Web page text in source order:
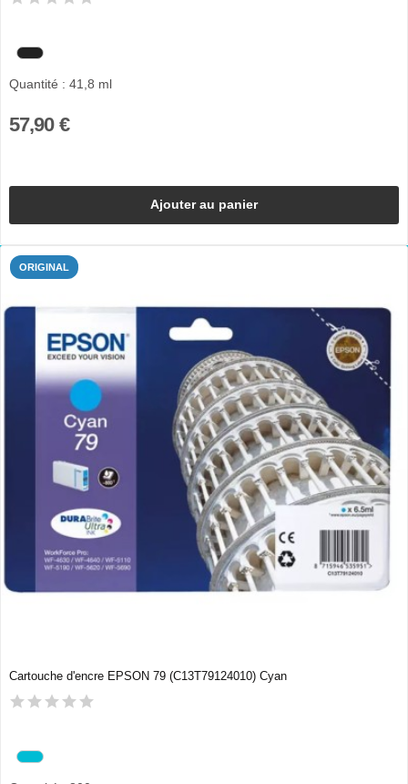
Quantité : 41,8 ml
57,90 €
Ajouter au panier
ORIGINAL
Cartouche d'encre EPSON 79 (C13T79124010) Cyan